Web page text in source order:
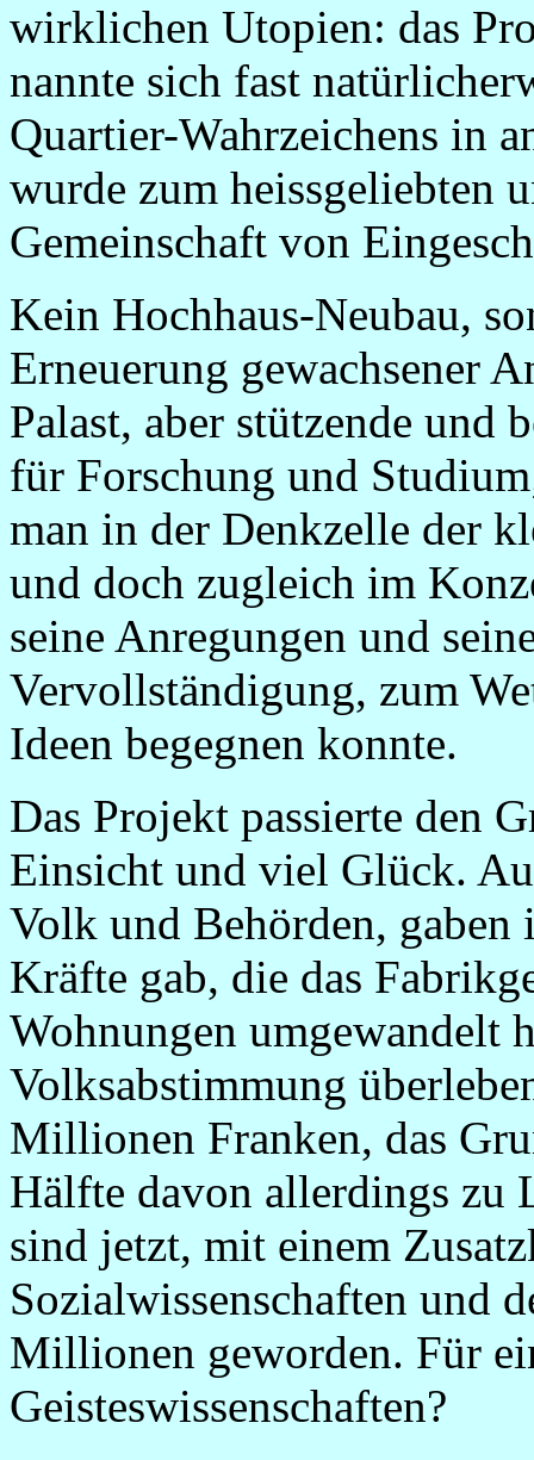
wirklichen Utopien: das
nannte sich fast
Quartier-Wahrzeichens in
wurde zum heissgeliebten
Gemeinschaft von
Kein Hochhaus-Neubau,
Erneuerung gewachsener
Palast, aber stützende und
für Forschung und
man in der Denkzelle der
und doch zugleich im
seine Anregungen und
Vervollständigung, zum
Ideen begegnen konnte.
Das Projekt passierte den
Einsicht und viel Glück.
Volk und Behörden,
Kräfte gab, die das
Wohnungen umgewandelt
Volksabstimmung
Millionen Franken, das
Hälfte davon allerdings zu
sind jetzt, mit einem
Sozialwissenschaften und
Millionen geworden. Für
Geisteswissenschaften?